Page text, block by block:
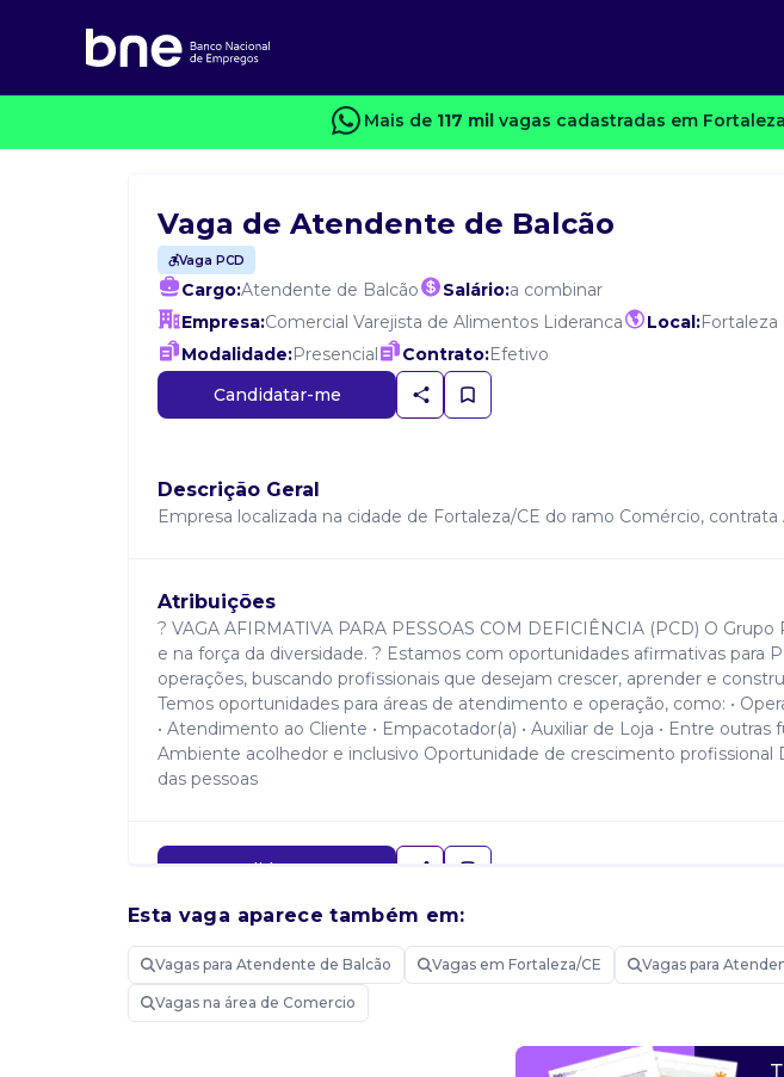
Mais de 117 mil vagas cadastradas em
Vaga de Atendente de Balcão
Vaga PCD
Cargo:Atendente de Balcão Salário:a combinar
Empresa:Comercial Varejista de Alimentos Lideranca Local:Fortaleza
Modalidade:Presencial Contrato:Efetivo
Candidatar-me
Descrição Geral
Empresa localizada na cidade de Fortaleza/CE do ramo Comércio,
Atribuições
? VAGA AFIRMATIVA PARA PESSOAS COM DEFICIÊNCIA (PCD) O
e na força da diversidade. ? Estamos com oportunidades afirmativas para
operações, buscando profissionais que desejam crescer, aprender e
Temos oportunidades para áreas de atendimento e operação, como: •
• Atendimento ao Cliente • Empacotador(a) • Auxiliar de Loja • Entre
Ambiente acolhedor e inclusivo Oportunidade de crescimento profissional
das pessoas
Candidatar-me
Esta vaga aparece também em:
Vagas para Atendente de Balcão Vagas em Fortaleza/CE Vagas para
Vagas na área de Comercio